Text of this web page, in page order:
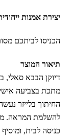
יצירת אמנות
הכניסו לביתכם
תיאור המוצר
דיוקן הבבא סאלי,
מתכת בצביעה
החיתוך בלייזר
להשלמת המראה.
כניסה לבית,